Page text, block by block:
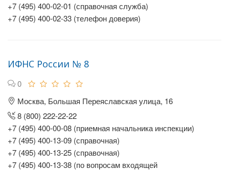
+7 (495) 400-02-01 (справочная служба)
+7 (495) 400-02-33 (телефон доверия)
ИФНС России № 8
0
Москва, Большая Переяславская улица, 16
8 (800) 222-22-22
+7 (495) 400-00-08 (приемная начальника инспекции)
+7 (495) 400-13-09 (справочная)
+7 (495) 400-13-25 (справочная)
+7 (495) 400-13-38 (по вопросам входящей